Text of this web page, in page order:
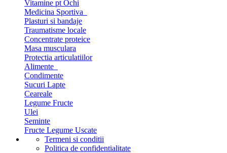
Vitamine pt Ochi
Medicina Sportiva
Plasturi si bandaje
Traumatisme locale
Concentrate proteice
Masa musculara
Protectia articulatiilor
Alimente
Condimente
Sucuri Lapte
Ceareale
Legume Fructe
Ulei
Seminte
Fructe Legume Uscate
Termeni si conditii
Politica de confidentialitate